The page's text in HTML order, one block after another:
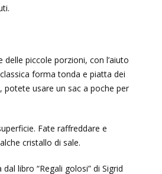
piccole porzioni, con l’aiuto
forma tonda e piatta dei
usare un sac a poche per
Fate raffreddare e
cristallo di sale.
libro “Regali golosi” di Sigrid